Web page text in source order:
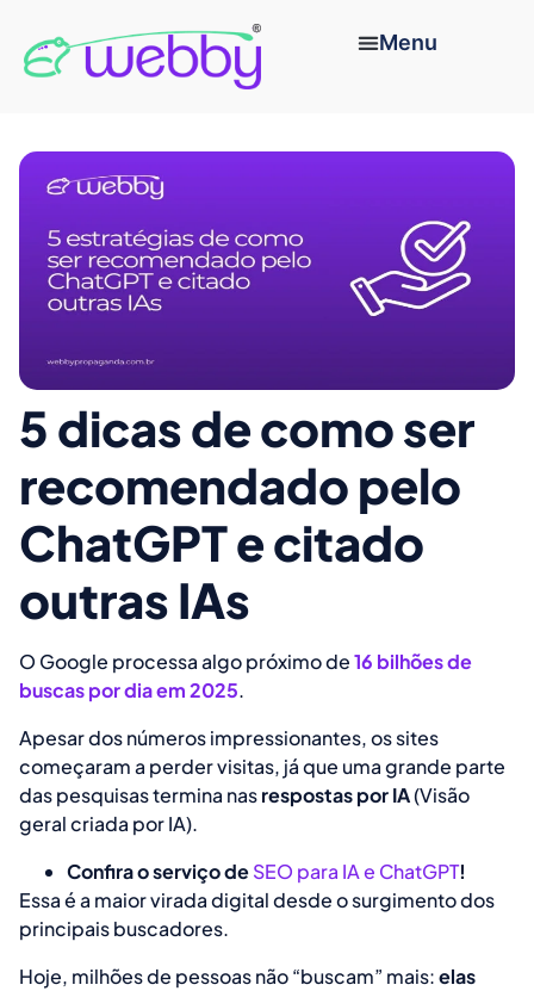
5 dicas de como ser
recomendado pelo
ChatGPT e citado
outras IAs
O Google processa algo próximo de16 bilhões de
buscas por dia em 2025.
Apesar dos números impressionantes, os sites
começaram a perder visitas, já que uma grande parte
das pesquisas termina nasrespostas por IA(Visão
geral criada por IA).
Confira o serviço deSEO para IA e ChatGPT!
Essa é a maior virada digital desde o surgimento dos
principais buscadores.
Hoje, milhões de pessoas não “buscam” mais:elas